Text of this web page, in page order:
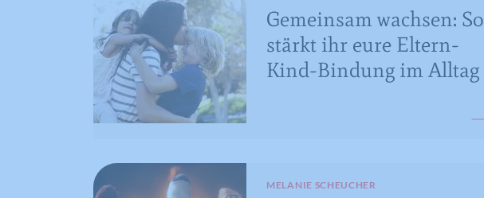
Gemeinsam wachsen: So
stärkt ihr eure Eltern-
Kind-Bindung im Alltag
MELANIE SCHEUCHER